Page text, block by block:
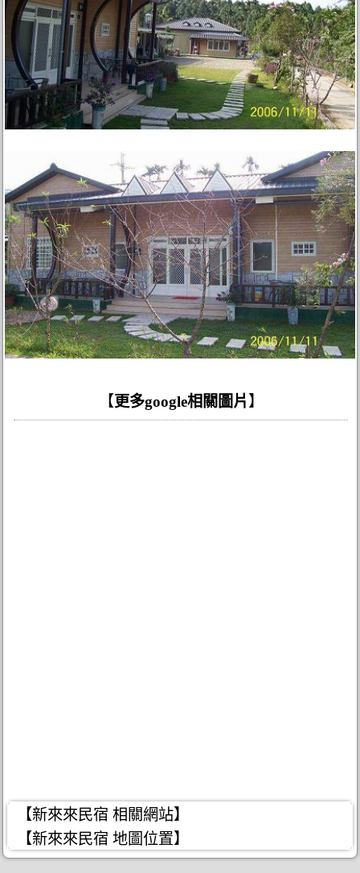
【更多google相關圖片】
【新來來民宿 相關網站】
【新來來民宿 地圖位置】